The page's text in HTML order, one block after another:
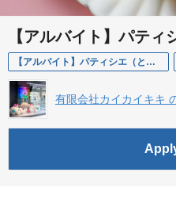
【アルバイト】パティ
【アルバイト】パティシエ（となりの開花堂）
有限会社カイカイキキ